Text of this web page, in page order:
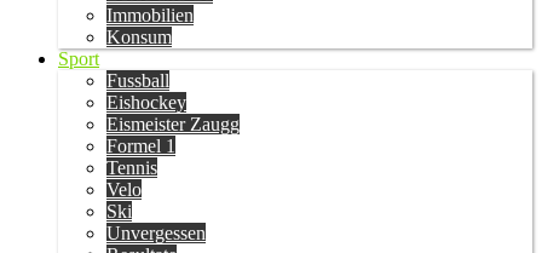
Immobilien
Konsum
Sport
Fussball
Eishockey
Eismeister Zaugg
Formel 1
Tennis
Velo
Ski
Unvergessen